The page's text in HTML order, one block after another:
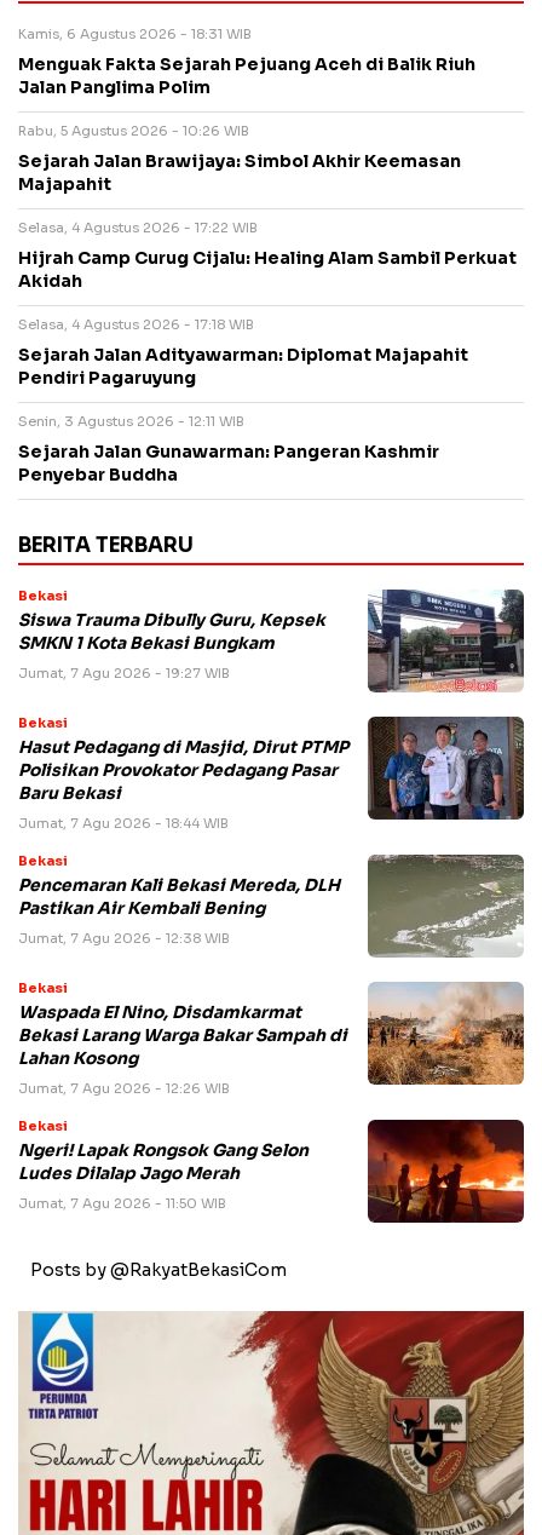
Kamis, 6 Agustus 2026 - 18:31 WIB
Menguak Fakta Sejarah Pejuang Aceh di Balik Riuh
Jalan Panglima Polim
Rabu, 5 Agustus 2026 - 10:26 WIB
Sejarah Jalan Brawijaya: Simbol Akhir Keemasan
Majapahit
Selasa, 4 Agustus 2026 - 17:22 WIB
Hijrah Camp Curug Cijalu: Healing Alam Sambil Perkuat
Akidah
Selasa, 4 Agustus 2026 - 17:18 WIB
Sejarah Jalan Adityawarman: Diplomat Majapahit
Pendiri Pagaruyung
Senin, 3 Agustus 2026 - 12:11 WIB
Sejarah Jalan Gunawarman: Pangeran Kashmir
Penyebar Buddha
BERITA TERBARU
Bekasi
Siswa Trauma Dibully Guru, Kepsek
SMKN 1 Kota Bekasi Bungkam
Jumat, 7 Agu 2026 - 19:27 WIB
Bekasi
Hasut Pedagang di Masjid, Dirut PTMP
Polisikan Provokator Pedagang Pasar
Baru Bekasi
Jumat, 7 Agu 2026 - 18:44 WIB
Bekasi
Pencemaran Kali Bekasi Mereda, DLH
Pastikan Air Kembali Bening
Jumat, 7 Agu 2026 - 12:38 WIB
Bekasi
Waspada El Nino, Disdamkarmat
Bekasi Larang Warga Bakar Sampah di
Lahan Kosong
Jumat, 7 Agu 2026 - 12:26 WIB
Bekasi
Ngeri! Lapak Rongsok Gang Selon
Ludes Dilalap Jago Merah
Jumat, 7 Agu 2026 - 11:50 WIB
Posts by @RakyatBekasiCom